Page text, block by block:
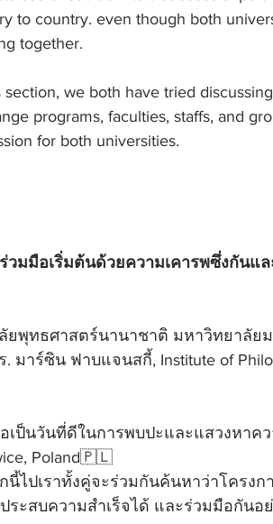
to country. even though both
together.
section, we both have tried
programs, faculties, staffs, and
for both universities.
วมมือเริ่มต้นด้วยความเคารพซึ่งกันแ
ยพุทธศาสตร์นานาชาติ มหาวิทยาลั
. มาร์ซิน ฟาบแจนสกี้, Institute of
เป็นวันที่ดีในการพบปะและแสวงหาคว
Poland🇵🇱
นี้ไปเราทั้งคู่จะร่วมกันค้นหาว่าโครงก
ระสบความสำเร็จได้ และร่วมมือกันอ